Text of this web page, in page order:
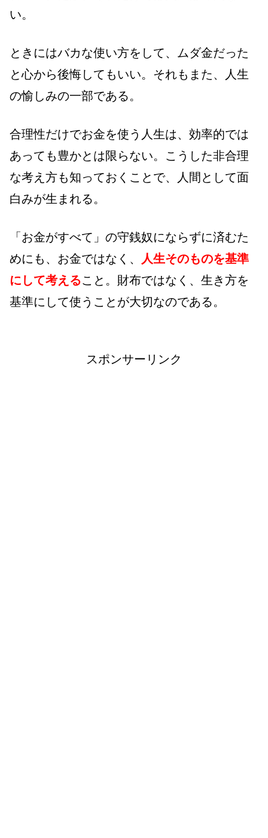
い。
ときにはバカな使い方をして、ムダ金だった
と心から後悔してもいい。それもまた、人生
の愉しみの一部である。
合理性だけでお金を使う人生は、効率的では
あっても豊かとは限らない。こうした非合理
な考え方も知っておくことで、人間として面
白みが生まれる。
「お金がすべて」の守銭奴にならずに済むた
めにも、お金ではなく、
人生そのものを基準
にして考えること。財布ではなく、生き方を
基準にして使うことが大切なのである。
スポンサーリンク